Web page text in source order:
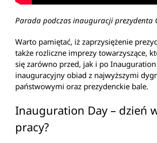
Parada podczas inauguracji prezydenta
Warto pamiętać, iż zaprzysiężenie
także rozliczne imprezy towarzyszące,
się zarówno przed, jak i po
inauguracyjny obiad z najwyższymi
państwowymi oraz prezydenckie bale.
Inauguration Day – dzień
pracy?